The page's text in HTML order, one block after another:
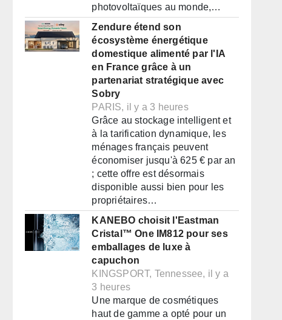
photovoltaïques au monde,…
Zendure étend son
écosystème énergétique
domestique alimenté par l'IA
en France grâce à un
partenariat stratégique avec
Sobry
PARIS, il y a 3 heures
Grâce au stockage intelligent et
à la tarification dynamique, les
ménages français peuvent
économiser jusqu'à 625 € par an
; cette offre est désormais
disponible aussi bien pour les
propriétaires…
KANEBO choisit l'Eastman
Cristal™ One IM812 pour ses
emballages de luxe à
capuchon
KINGSPORT, Tennessee, il y a
3 heures
Une marque de cosmétiques
haut de gamme a opté pour un